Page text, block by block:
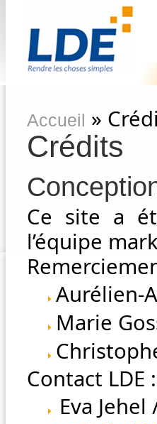
Accueil »
Crédits
Ce site a
l’équipe
Aurélien-
Marie
Contact LDE :
Eva